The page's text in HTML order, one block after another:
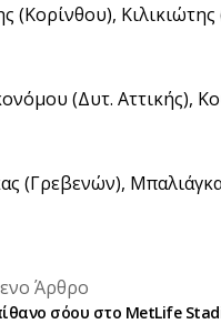
Κιλικιώτης
(Δυτ. Αττικής),
(Γρεβενών),
text
Άρθρο
σόου στο MetLife